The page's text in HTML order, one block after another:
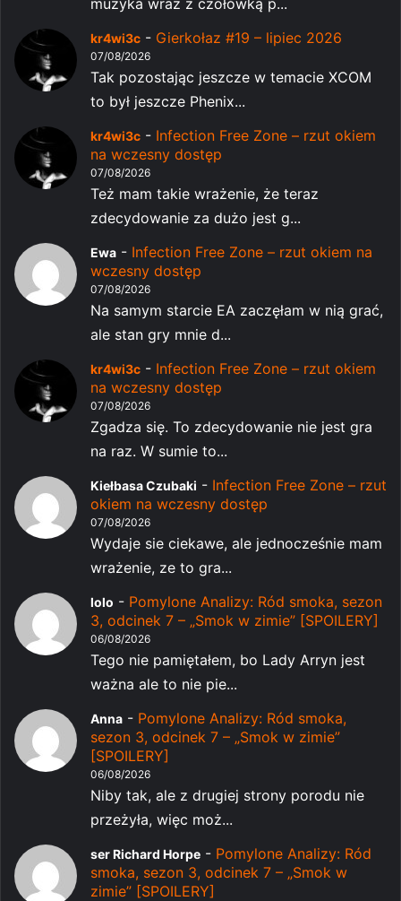
kr4wi3c - Gierkołaz #19 – lipiec 2026
07/08/2026
Tak pozostając jeszcze w temacie XCOM
to był jeszcze Phenix...
kr4wi3c - Infection Free Zone – rzut okiem
na wczesny dostęp
07/08/2026
Też mam takie wrażenie, że teraz
zdecydowanie za dużo jest g...
Ewa - Infection Free Zone – rzut okiem na
wczesny dostęp
07/08/2026
Na samym starcie EA zaczęłam w nią grać,
ale stan gry mnie d...
kr4wi3c - Infection Free Zone – rzut okiem
na wczesny dostęp
07/08/2026
Zgadza się. To zdecydowanie nie jest gra
na raz. W sumie to...
Kiełbasa Czubaki - Infection Free Zone – rzut
okiem na wczesny dostęp
07/08/2026
Wydaje sie ciekawe, ale jednocześnie mam
wrażenie, ze to gra...
lolo - Pomylone Analizy: Ród smoka, sezon
3, odcinek 7 – „Smok w zimie” [SPOILERY]
06/08/2026
Tego nie pamiętałem, bo Lady Arryn jest
ważna ale to nie pie...
Anna - Pomylone Analizy: Ród smoka,
sezon 3, odcinek 7 – „Smok w zimie”
[SPOILERY]
06/08/2026
Niby tak, ale z drugiej strony porodu nie
przeżyła, więc moż...
ser Richard Horpe - Pomylone Analizy: Ród
smoka, sezon 3, odcinek 7 – „Smok w
zimie” [SPOILERY]